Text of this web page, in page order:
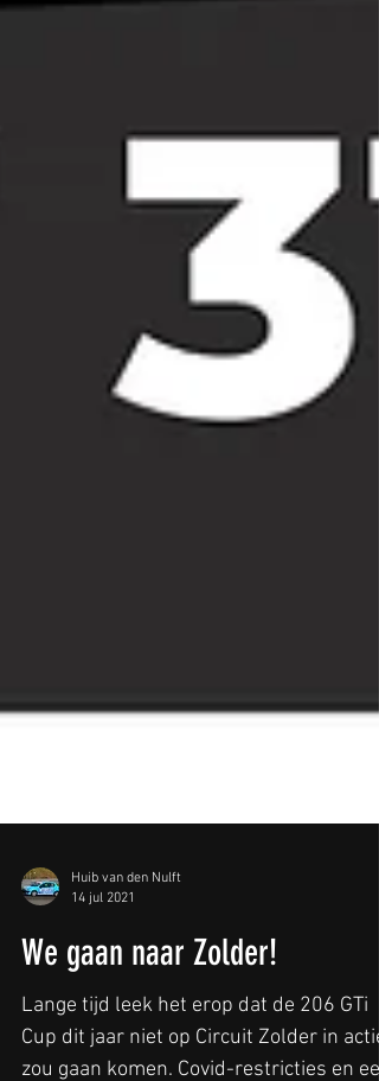
Huib van den Nulft
14 jul 2021
We gaan naar Zolder!
Lange tijd leek het erop dat de 206 GTi